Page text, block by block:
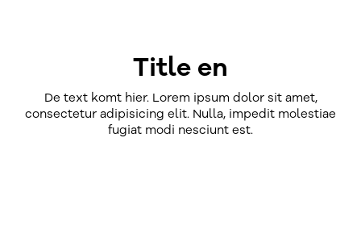
Title en
De text komt hier. Lorem ipsum dolor sit amet,
consectetur adipisicing elit. Nulla, impedit molestiae
fugiat modi nesciunt est.